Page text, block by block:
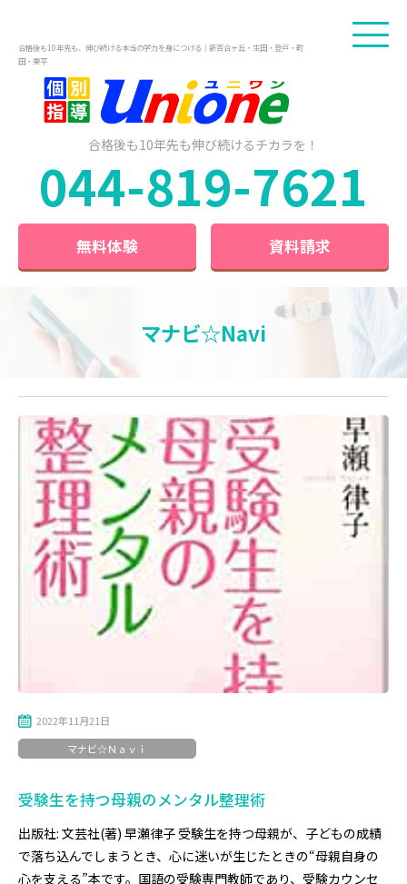
合格後も10年先も、伸び続ける本当の学力を身につける｜新百合ヶ丘・生田・登戸・町
田・栗平
合格後も10年先も伸び続けるチカラを！
044-819-7621
無料体験 資料請求
マナビ☆Navi
2022年11月21日
マナビ☆Ｎａｖｉ
受験生を持つ母親のメンタル整理術
出版社: 文芸社(著) 早瀬律子 受験生を持つ母親が、子どもの成績
で落ち込んでしまうとき、心に迷いが生じたときの“母親自身の
心を支える”本です。国語の受験専門教師であり、受験カウンセ